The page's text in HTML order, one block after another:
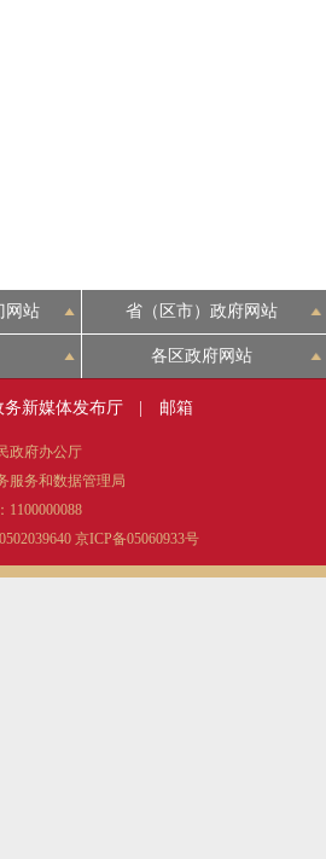
网站 省（区市）政府网站
各区政府网站
务新媒体发布厅 邮箱
政府办公厅
服务和数据管理局
1100000088
京ICP备05060933号